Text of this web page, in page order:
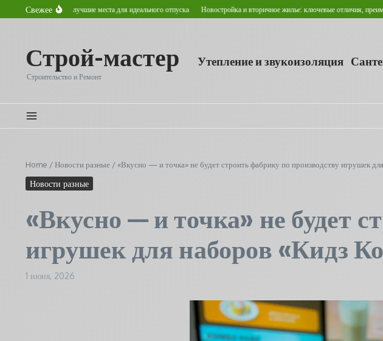
Перейти к содержанию
Свежее
в Астане: лучшие места для идеального отпуска Новостройка и вторичное жилье: ключевые отличия, преимущества
Строй-мастер
Строительство и Ремонт
Утепление и звукоизоляция
Home /Новости разные / «Вкусно — и точка» не будет строить фабрику по производству игрушек
Новости разные
«Вкусно — и точка» не будет
игрушек для наборов «Кидз
1 июня, 2026